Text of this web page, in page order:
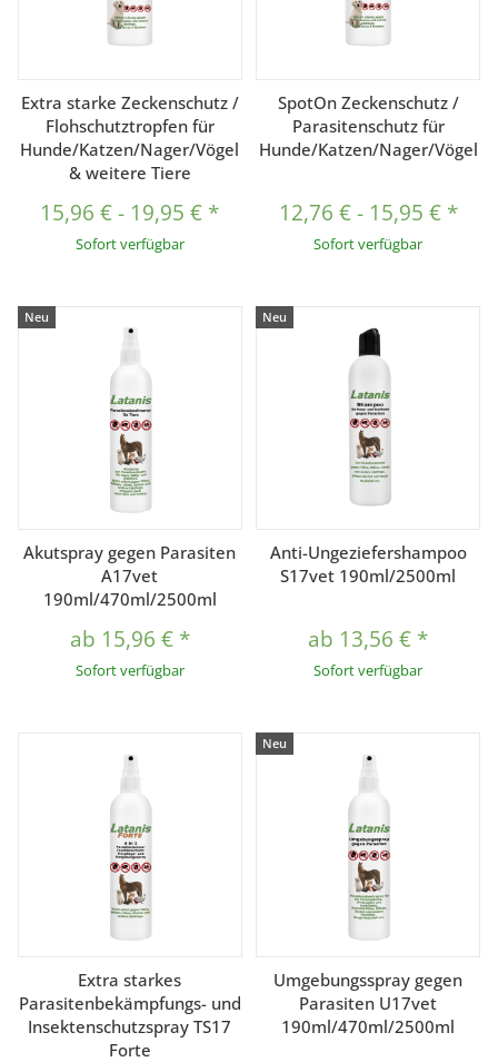
Extra starke Zeckenschutz /
Flohschutztropfen für
Hunde/Katzen/Nager/Vögel
& weitere Tiere
15,96 €- 19,95 € *
Sofort verfügbar
SpotOn Zeckenschutz /
Parasitenschutz für
Hunde/Katzen/Nager/Vögel
12,76 €- 15,95 € *
Sofort verfügbar
Neu
Akutspray gegen Parasiten
A17vet
190ml/470ml/2500ml
ab 15,96 € *
Sofort verfügbar
Neu
Anti-Ungeziefershampoo
S17vet 190ml/2500ml
ab 13,56 € *
Sofort verfügbar
Extra starkes
Parasitenbekämpfungs- und
Insektenschutzspray TS17
Forte
Neu
Umgebungsspray gegen
Parasiten U17vet
190ml/470ml/2500ml